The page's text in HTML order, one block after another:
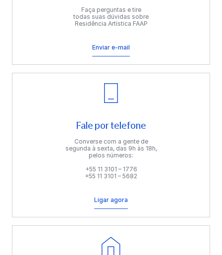
Faça perguntas e tire
todas suas dúvidas sobre
Residência Artística FAAP
Enviar e-mail
Fale por telefone
Converse com a gente de
segunda à sexta, das 9h às 18h,
pelos números:
+55 11 3101 – 1776
+55 11 3101 – 5682
Ligar agora